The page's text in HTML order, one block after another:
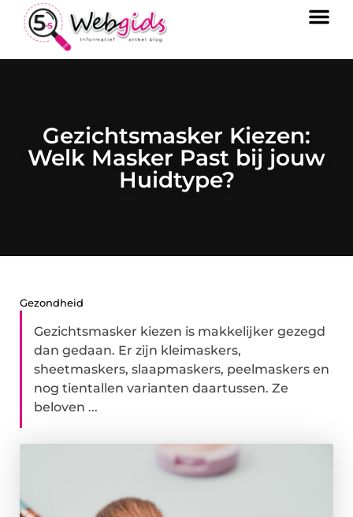
Gezichtsmasker Kiezen:
Welk Masker Past bij jouw
Huidtype?
Gezondheid
Gezichtsmasker kiezen is makkelijker gezegd
dan gedaan. Er zijn kleimaskers,
sheetmaskers, slaapmaskers, peelmaskers en
nog tientallen varianten daartussen. Ze
beloven ...